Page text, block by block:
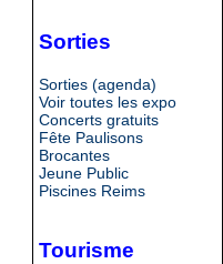
Sorties
Sorties (agenda)
Voir toutes les expo
Concerts gratuits
Fête Paulisons
Brocantes
Jeune Public
Piscines Reims
Tourisme